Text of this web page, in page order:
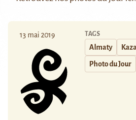
13 mai 2019 TAGS
Almaty
Photo du Jour